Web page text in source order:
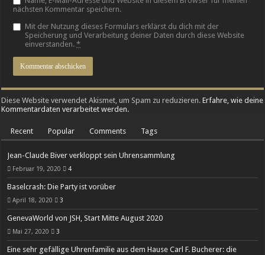
nächsten Kommentar speichern.
Mit der Nutzung dieses Formulars erklärst du dich mit der
Speicherung und Verarbeitung deiner Daten durch diese Website
einverstanden.*
Diese Website verwendet Akismet, um Spam zu reduzieren.Erfahre, wie deine
Kommentardaten verarbeitet werden.
Recent Popular Comments Tags
Jean-Claude Biver verkloppt sein Uhrensammlung
Februar 19, 2020 4
Baselcrash: Die Party ist vorüber
April 18, 2020 3
GenevaWorld von JSH, Start Mitte August 2020
Mai 27, 2020 3
Eine sehr gefällige Uhrenfamilie aus dem Hause Carl F. Bucherer: die